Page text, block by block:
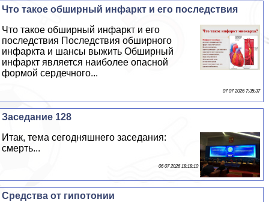
Что такое обширный инфаркт и его последствия
Что такое обширный инфаркт и его
последствия Последствия обширного
инфаркта и шансы выжить Обширный
инфаркт является наиболее опасной
формой сердечного...
07 07 2026 7:35:37
Заседание 128
Итак, тема сегодняшнего заседания:
cмepть...
06 07 2026 18:18:10
Средства от гипотонии